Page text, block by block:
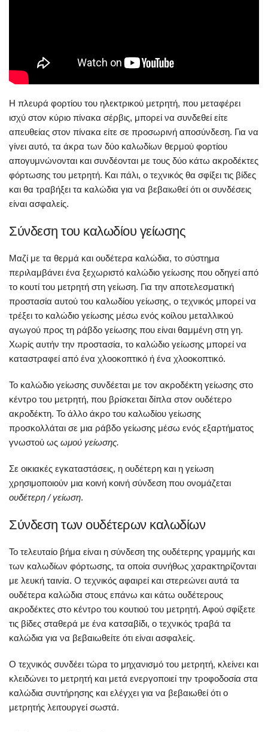
Η πλευρά φορτίου του ηλεκτρικού μετρητή, που μεταφέρει
ισχύ στον κύριο πίνακα σέρβις, μπορεί να συνδεθεί είτε
απευθείας στον πίνακα είτε σε προσωρινή αποσύνδεση. Για να
γίνει αυτό, τα άκρα των δύο καλωδίων θερμού φορτίου
απογυμνώνονται και συνδέονται με τους δύο κάτω ακροδέκτες
φόρτωσης του μετρητή. Και πάλι, ο τεχνικός θα σφίξει τις βίδες
και θα τραβήξει τα καλώδια για να βεβαιωθεί ότι οι συνδέσεις
είναι ασφαλείς.
Σύνδεση του καλωδίου γείωσης
Μαζί με τα θερμά και ουδέτερα καλώδια, το σύστημα
περιλαμβάνει ένα ξεχωριστό καλώδιο γείωσης που οδηγεί από
το κουτί του μετρητή στη γείωση. Για την αποτελεσματική
προστασία αυτού του καλωδίου γείωσης, ο τεχνικός μπορεί να
τρέξει το καλώδιο γείωσης μέσω ενός κοίλου μεταλλικού
αγωγού προς τη ράβδο γείωσης που είναι θαμμένη στη γη.
Χωρίς αυτήν την προστασία, το καλώδιο γείωσης μπορεί να
καταστραφεί από ένα χλοοκοπτικό ή ένα χλοοκοπτικό.
Το καλώδιο γείωσης συνδέεται με τον ακροδέκτη γείωσης στο
κέντρο του μετρητή, που βρίσκεται δίπλα στον ουδέτερο
ακροδέκτη. Το άλλο άκρο του καλωδίου γείωσης
προσκολλάται σε μια ράβδο γείωσης μέσω ενός εξαρτήματος
γνωστού ως ωμού γείωσης.
Σε οικιακές εγκαταστάσεις, η ουδέτερη και η γείωση
χρησιμοποιούν μια κοινή κοινή σύνδεση που ονομάζεται
ουδέτερη / γείωση.
Σύνδεση των ουδέτερων καλωδίων
Το τελευταίο βήμα είναι η σύνδεση της ουδέτερης γραμμής και
των καλωδίων φόρτωσης, τα οποία συνήθως χαρακτηρίζονται
με λευκή ταινία. Ο τεχνικός αφαιρεί και στερεώνει αυτά τα
ουδέτερα καλώδια στους επάνω και κάτω ουδέτερους
ακροδέκτες στο κέντρο του κουτιού του μετρητή. Αφού σφίξετε
τις βίδες σταθερά με ένα κατσαβίδι, ο τεχνικός τραβά τα
καλώδια για να βεβαιωθείτε ότι είναι ασφαλείς.
Ο τεχνικός συνδέει τώρα το μηχανισμό του μετρητή, κλείνει και
κλειδώνει το μετρητή και μετά ενεργοποιεί την τροφοδοσία στα
καλώδια συντήρησης και ελέγχει για να βεβαιωθεί ότι ο
μετρητής λειτουργεί σωστά.